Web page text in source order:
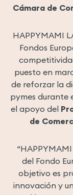
Cámara de
HAPPYMAMI
Fondos
puesto en
de reforzar la
pymes durante
el apoyo del
de
del Fondo
objetivo es
innovación y